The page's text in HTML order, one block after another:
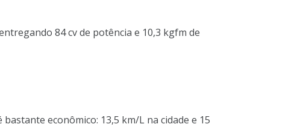
84 cv de potência e 10,3 kgfm de
econômico: 13,5 km/L na cidade e 15